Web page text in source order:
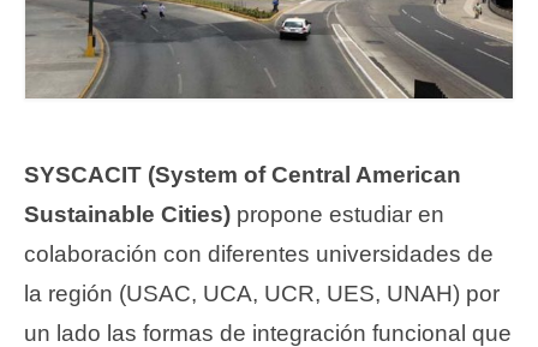
SYSCACIT (System of Central American
Sustainable Cities) propone estudiar en
colaboración con diferentes universidades de
la región (USAC, UCA, UCR, UES, UNAH) por
un lado las formas de integración funcional que